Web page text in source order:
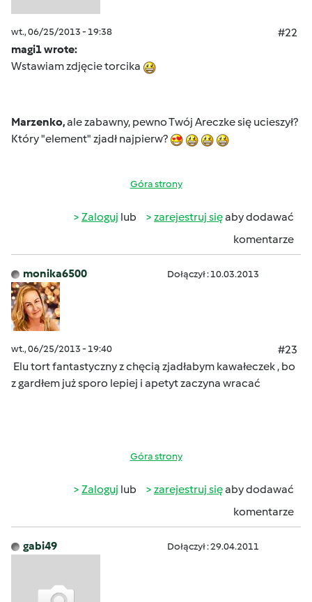
wt., 06/25/2013 - 19:38
#22
magi1 wrote:
Wstawiam zdjęcie torcika
Marzenko,ale zabawny, pewno Twój Areczke się ucieszył?
Który "element" zjadł najpierw?
Góra strony
Zaloguj lub zarejestruj sięaby dodawać
komentarze
monika6500 Dołączył : 10.03.2013
wt., 06/25/2013 - 19:40
#23
Elu tort fantastyczny z chęcią zjadłabym kawałeczek , bo
z gardłem już sporo lepiej i apetyt zaczyna wracać
Góra strony
Zaloguj lub zarejestruj sięaby dodawać
komentarze
gabi49 Dołączył : 29.04.2011